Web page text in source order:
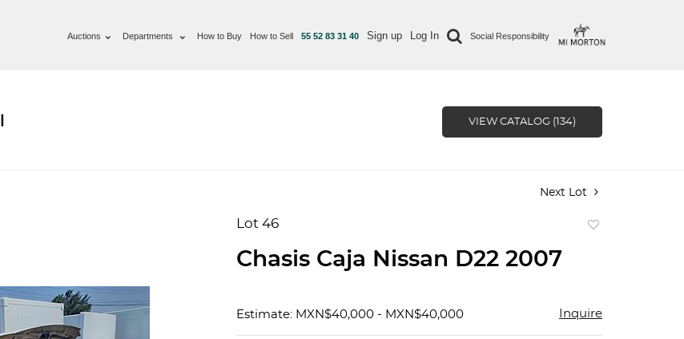
Auctions Departments How to Buy How to Sell 55 52 83 31 40 Sign up Log In Social Responsibility
VIEW CATALOG (134)
Next Lot
Lot 46
Chasis Caja Nissan D22 2007
Estimate: MXN$40,000 - MXN$40,000 Inquire